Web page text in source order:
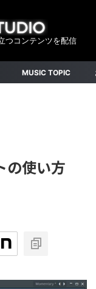
つコンテンツを配信
MUSIC TOPIC
の使い方